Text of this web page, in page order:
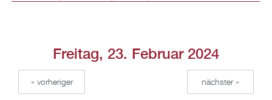
Freitag, 23. Februar 2024
« vorheriger nächster »